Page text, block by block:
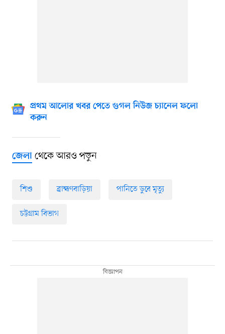
প্রথম আলোর খবর পেতে গুগল নিউজ চ্যানেল ফলো
করুন
জেলাথেকে আরও পড়ুন
শিশু ব্রাহ্মণবাড়িয়া পানিতে ডুবে মৃত্যু
চট্টগ্রাম বিভাগ